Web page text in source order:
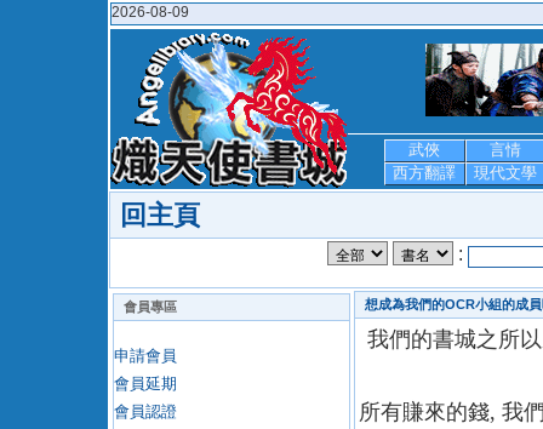
2026-08-09
武俠
言情
西方翻譯
現代文學
回主頁
:
會員專區
申請會員
會員延期
會員認證
想成為我們的OCR小組的成
我們的書城之所
所有賺來的錢, 我